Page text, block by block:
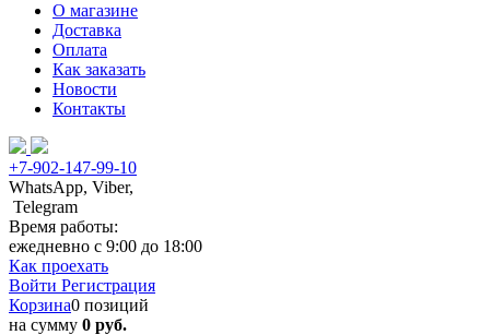
О магазине
Доставка
Оплата
Как заказать
Новости
Контакты
+7-902-147-99-10
WhatsApp, Viber,
Telegram
Время работы:
ежедневно с 9:00 до 18:00
Как проехать
Войти Регистрация
Корзина0 позиций
на сумму 0 руб.